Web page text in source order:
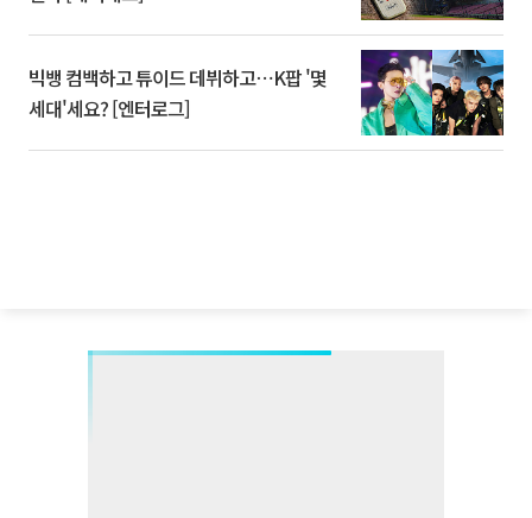
빅뱅 컴백하고 튜이드 데뷔하고⋯K팝 '몇
세대'세요? [엔터로그]